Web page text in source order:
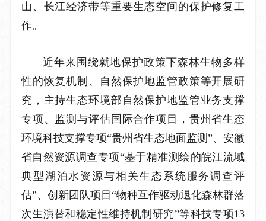
山、长江经济带等重要生态空间的保护修复工
作。
近年来围绕就地保护政策下森林生物多样
性的恢复机制、自然保护地监管政策等开展研
究， 主持生态环境部自然保护地监管业务支撑
专项 、监测与评估 国际合作项目，贵州省生态
环境科技支撑专项“贵州省生态地面监测”、安徽
省自然资源调查专项“基于精准测绘的皖江流域
典型湖泊水资源与相关生态系统服务调查评
估”、创新团队项目“物种互作驱动退化森林群落
次生演替和稳定性维持机制研究”等科技专项13